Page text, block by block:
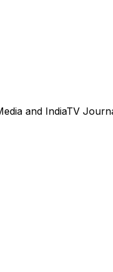
and IndiaTV